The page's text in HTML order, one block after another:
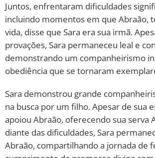
Juntos, enfrentaram dificuldades
incluindo momentos em que Abraão,
vida, disse que Sara era sua irmã.
provações, Sara permaneceu leal e
demonstrando um companheirismo
obediência que se tornaram
Sara demonstrou grande
na busca por um filho. Apesar de sua
apoiou Abraão, oferecendo sua serva
diante das dificuldades, Sara
Abraão, compartilhando a jornada de